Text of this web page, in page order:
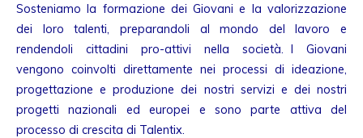
Sosteniamo la formazione dei Giovani e la valorizzazione
dei loro talenti, preparandoli al mondo del lavoro e
rendendoli cittadini pro-attivi nella società. I Giovani
vengono coinvolti direttamente nei processi di ideazione,
progettazione e produzione dei nostri servizi e dei nostri
progetti nazionali ed europei e sono parte attiva del
processo di crescita di Talentix.